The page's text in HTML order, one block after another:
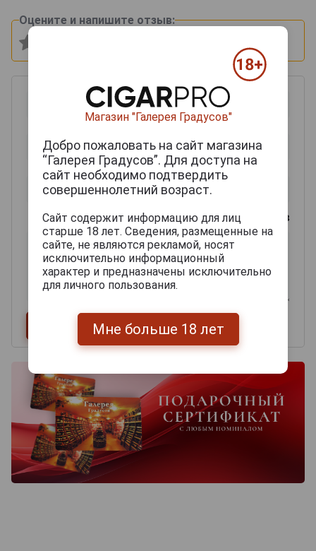
Оцените и напишите отзыв:
0из 2000 знаков
Магазин "Галерея Градусов"
Добро пожаловать на сайт магазина
“Галерея Градусов”. Для доступа на
сайт необходимо подтвердить
совершеннолетний возраст.
Сайт содержит информацию для лиц
старше 18 лет. Сведения, размещенные на
сайте, не являются рекламой, носят
исключительно информационный
характер и предназначены исключительно
для личного пользования.
Мне больше 18 лет